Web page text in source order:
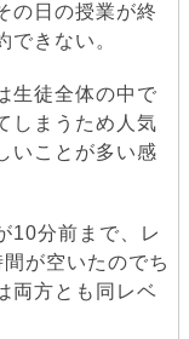
の日の授業が終
できない。
生徒全体の中で
しまうため人気
いことが多い感
10分前まで、レ
が空いたのでち
両方とも同レベ